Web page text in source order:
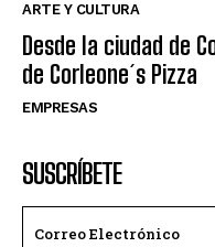
ARTE Y CULTURA
Desde la ciudad de
de Corleone´s Pizza
EMPRESAS
SUSCRÍBETE